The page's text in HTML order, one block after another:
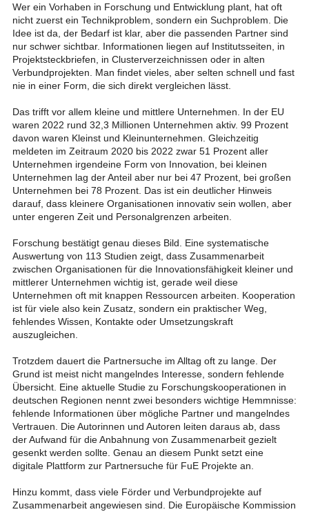
Wer ein Vorhaben in Forschung und Entwicklung plant, hat oft
nicht zuerst ein Technikproblem, sondern ein Suchproblem. Die
Idee ist da, der Bedarf ist klar, aber die passenden Partner sind
nur schwer sichtbar. Informationen liegen auf Institutsseiten, in
Projektsteckbriefen, in Clusterverzeichnissen oder in alten
Verbundprojekten. Man findet vieles, aber selten schnell und fast
nie in einer Form, die sich direkt vergleichen lässt.
Das trifft vor allem kleine und mittlere Unternehmen. In der EU
waren 2022 rund 32,3 Millionen Unternehmen aktiv. 99 Prozent
davon waren Kleinst und Kleinunternehmen. Gleichzeitig
meldeten im Zeitraum 2020 bis 2022 zwar 51 Prozent aller
Unternehmen irgendeine Form von Innovation, bei kleinen
Unternehmen lag der Anteil aber nur bei 47 Prozent, bei großen
Unternehmen bei 78 Prozent. Das ist ein deutlicher Hinweis
darauf, dass kleinere Organisationen innovativ sein wollen, aber
unter engeren Zeit und Personalgrenzen arbeiten.
Forschung bestätigt genau dieses Bild. Eine systematische
Auswertung von 113 Studien zeigt, dass Zusammenarbeit
zwischen Organisationen für die Innovationsfähigkeit kleiner und
mittlerer Unternehmen wichtig ist, gerade weil diese
Unternehmen oft mit knappen Ressourcen arbeiten. Kooperation
ist für viele also kein Zusatz, sondern ein praktischer Weg,
fehlendes Wissen, Kontakte oder Umsetzungskraft
auszugleichen.
Trotzdem dauert die Partnersuche im Alltag oft zu lange. Der
Grund ist meist nicht mangelndes Interesse, sondern fehlende
Übersicht. Eine aktuelle Studie zu Forschungskooperationen in
deutschen Regionen nennt zwei besonders wichtige Hemmnisse:
fehlende Informationen über mögliche Partner und mangelndes
Vertrauen. Die Autorinnen und Autoren leiten daraus ab, dass
der Aufwand für die Anbahnung von Zusammenarbeit gezielt
gesenkt werden sollte. Genau an diesem Punkt setzt eine
digitale Plattform zur Partnersuche für FuE Projekte an.
Hinzu kommt, dass viele Förder und Verbundprojekte auf
Zusammenarbeit angewiesen sind. Die Europäische Kommission